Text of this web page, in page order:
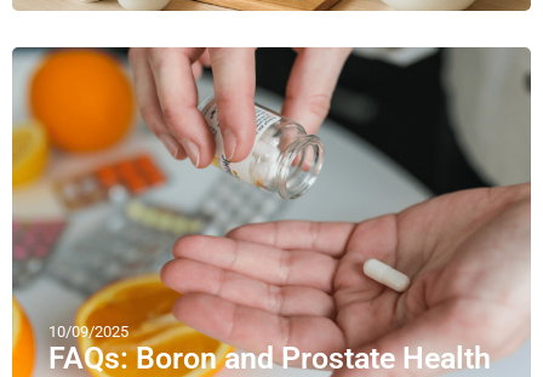
10/09/2025
FAQs: Boron and Prostate Health